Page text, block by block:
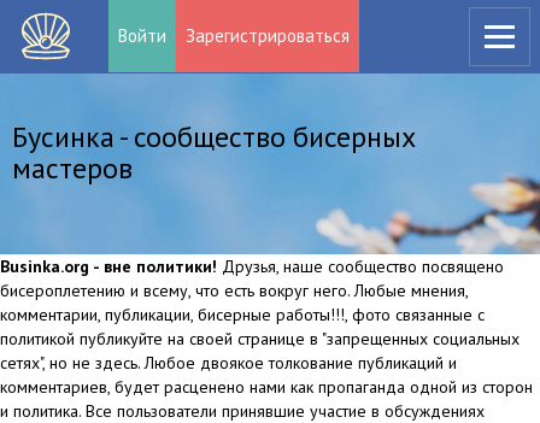
Войти Зарегистрироваться
Бусинка - сообщество бисерных
мастеров
Businka.org - вне политики! Друзья, наше сообщество посвящено
бисероплетению и всему, что есть вокруг него. Любые мнения,
комментарии, публикации, бисерные работы!!!, фото связанные с
политикой публикуйте на своей странице в "запрещенных социальных
сетях", но не здесь. Любое двоякое толкование публикаций и
комментариев, будет расценено нами как пропаганда одной из сторон
и политика. Все пользователи принявшие участие в обсуждениях